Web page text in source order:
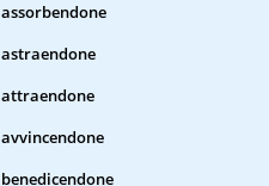
assorbendone
astraendone
attraendone
avvincendone
benedicendone